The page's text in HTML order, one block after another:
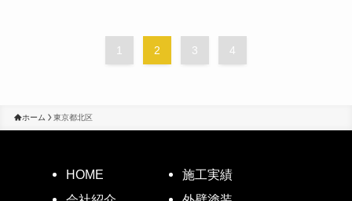
1 2 3 4
ホーム 東京都北区
HOME
施工実績